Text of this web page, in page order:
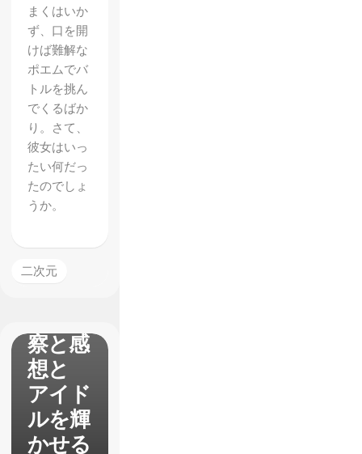
まくはいか
ず、口を開
けば難解な
ポエムでバ
トルを挑ん
でくるばか
り。さて、
彼女はいっ
たい何だっ
たのでしょ
うか。
二次元
アニメ
【シン
デレラ
ガール
察と感
想と
アイド
ルを輝
かせる